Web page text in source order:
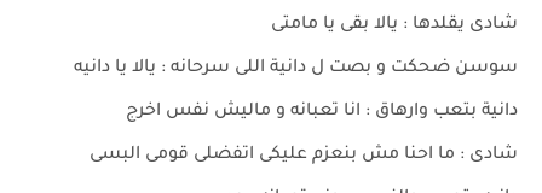
شادى يقلدها : يالا بقى يا مامتى
سوسن ضحكت و بصت ل دانية اللى سرحانه : يالا يا دانيه
دانية بتعب وارهاق : انا تعبانه و ماليش نفس اخرج
شادى : ما احنا مش بنعزم عليكى اتفضلى قومى البسى